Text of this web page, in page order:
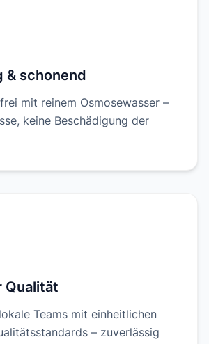
& schonend
mit reinem Osmosewasser –
keine Beschädigung der
Qualität
Teams mit einheitlichen
– zuverlässig